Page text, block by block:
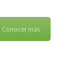
Conocer más